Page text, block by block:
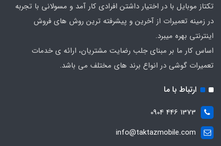
تکتاز موبایل با در اختیار داشتن افرادی کار آمد و مسولانی با تجربه
در زمینه تعمیرات از آخرین و پیشرفته ترین روش های فروش
اینترنتی بهره میبرد.
اساس کار ما بر مبنای جلب رضایت مشتریان، ارائه ی خدمات
تعمیرات گوشی در انواع برند های مختلف می باشد.
ارتباط با ما
1373 446 0904
info@taktazmobile.com